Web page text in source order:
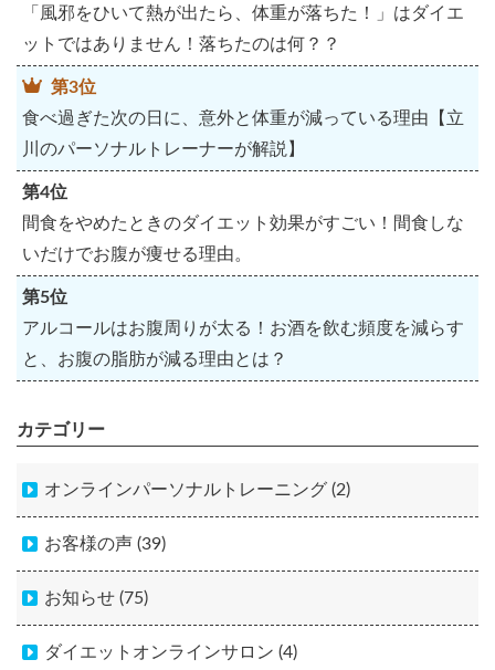
「風邪をひいて熱が出たら、体重が落ちた！」はダイエ
ットではありません！落ちたのは何？？
第3位
食べ過ぎた次の日に、意外と体重が減っている理由【立
川のパーソナルトレーナーが解説】
第4位
間食をやめたときのダイエット効果がすごい！間食しな
いだけでお腹が痩せる理由。
第5位
アルコールはお腹周りが太る！お酒を飲む頻度を減らす
と、お腹の脂肪が減る理由とは？
カテゴリー
オンラインパーソナルトレーニング (2)
お客様の声 (39)
お知らせ (75)
ダイエットオンラインサロン (4)